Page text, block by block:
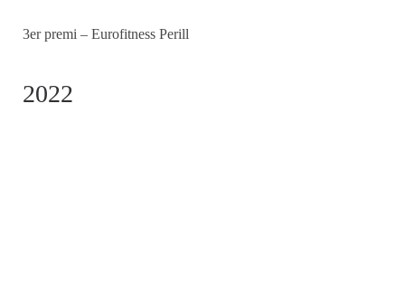
3er premi – Eurofitness Perill
2022